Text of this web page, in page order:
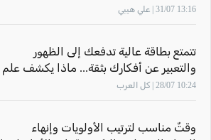
كتابها "أثر المهارة" بحضور الاتّحاد القطريّ
13:16 31/07 | علي هيبي
تتمتع بطاقة عالية تدفعك إلى الظهور
والتعبير عن أفكارك بثقة... ماذا يكشف علم
الفلك هذا اليوم؟
10:24 28/07 | كل العرب
وقتٌ مناسب لترتيب الأولويات وإنهاء